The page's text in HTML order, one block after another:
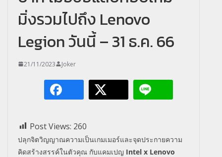
มิ่งรวมไปถึง Lenovo
Legion วันนี้ – 31 ธ.ค. 66
21/11/2023 Joker
Post Views: 260
ปลุกจิตวิญญาณความเป็นเกมเมอร์และจุดประกายความ
คิดสร้างสรรค์ในตัวคุณ กับแคมเปญ Intel x Lenovo